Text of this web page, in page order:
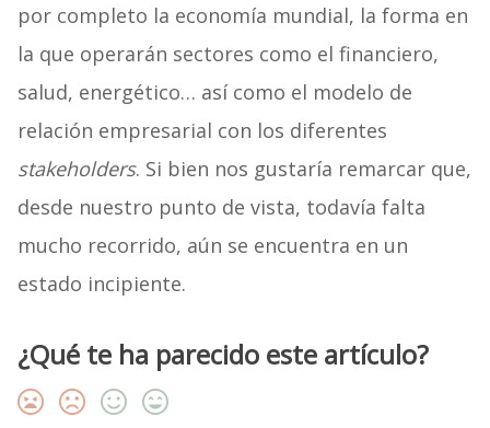
por completo la economía mundial, la forma en
la que operarán sectores como el financiero,
salud, energético… así como el modelo de
relación empresarial con los diferentes
stakeholders. Si bien nos gustaría remarcar que,
desde nuestro punto de vista, todavía falta
mucho recorrido, aún se encuentra en un
estado incipiente.
¿Qué te ha parecido este artículo?